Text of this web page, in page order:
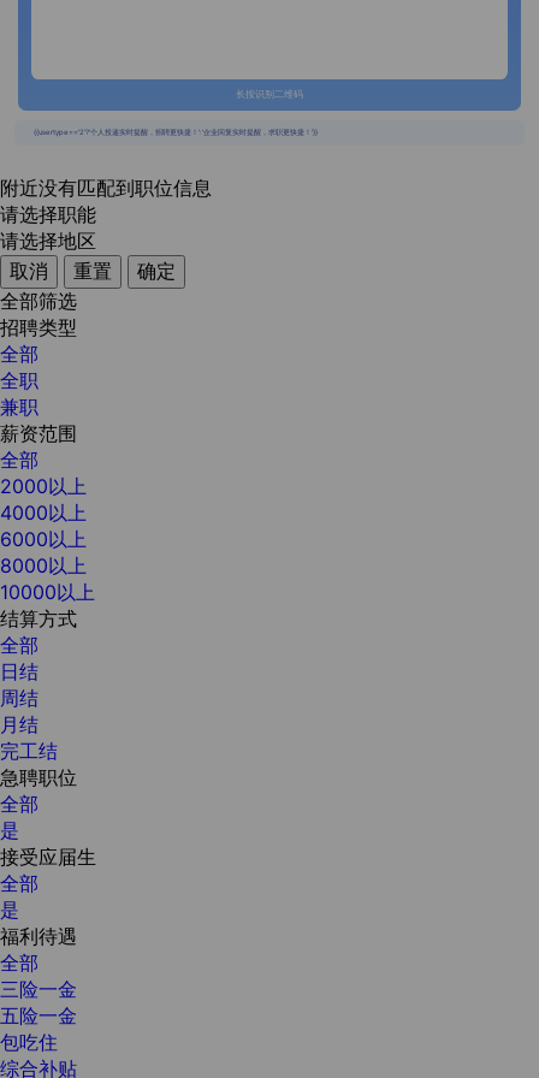
长按识别二维码
{{usertype=='2'?'个人投递实时提醒，招聘更快捷！':'企业回复实时提醒，求职更快捷！'}}
附近没有匹配到职位信息
请选择职能
请选择地区
取消
重置
确定
全部筛选
招聘类型
全部
全职
兼职
薪资范围
全部
2000以上
4000以上
6000以上
8000以上
10000以上
结算方式
全部
日结
周结
月结
完工结
急聘职位
全部
是
接受应届生
全部
是
福利待遇
全部
三险一金
五险一金
包吃住
综合补贴